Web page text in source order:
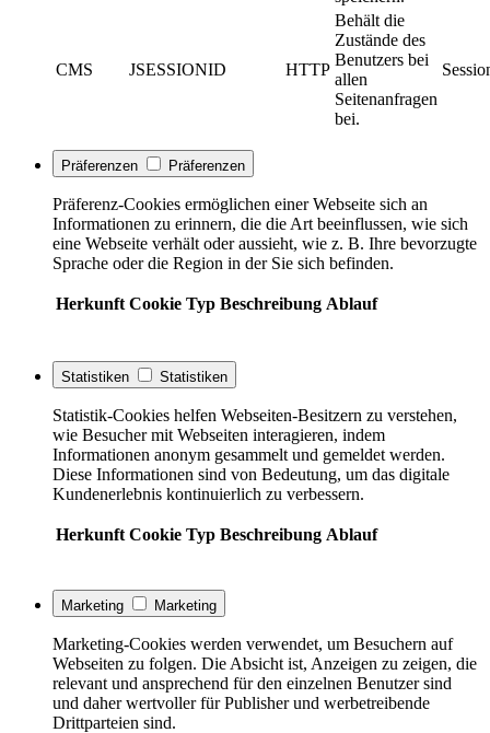
CMS JSESSIONID HTTP
Behält die
Zustände des
Benutzers bei
allen
Seitenanfragen
bei.
Präferenzen Präferenzen
Präferenz-Cookies ermöglichen einer Webseite sich an
Informationen zu erinnern, die die Art beeinflussen, wie sich
eine Webseite verhält oder aussieht, wie z. B. Ihre bevorzugte
Sprache oder die Region in der Sie sich befinden.
Herkunft Cookie Typ Beschreibung Ablauf
Statistiken Statistiken
Statistik-Cookies helfen Webseiten-Besitzern zu verstehen,
wie Besucher mit Webseiten interagieren, indem
Informationen anonym gesammelt und gemeldet werden.
Diese Informationen sind von Bedeutung, um das digitale
Kundenerlebnis kontinuierlich zu verbessern.
Herkunft Cookie Typ Beschreibung Ablauf
Marketing Marketing
Marketing-Cookies werden verwendet, um Besuchern auf
Webseiten zu folgen. Die Absicht ist, Anzeigen zu zeigen, die
relevant und ansprechend für den einzelnen Benutzer sind
und daher wertvoller für Publisher und werbetreibende
Drittparteien sind.